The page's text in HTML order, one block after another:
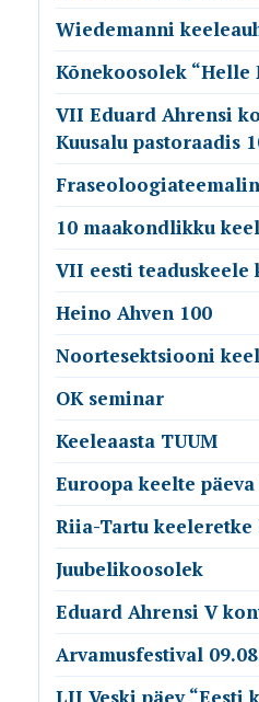
Wiedemanni
Kõnekoosolek “Helle
VII Eduard Ahrensi
Kuusalu pastoraadis
10 maakondlikku
VII eesti teaduskeele
Heino Ahven 100
Noortesektsiooni
OK seminar
Keeleaasta TUUM
Euroopa keelte
Riia-Tartu keeleretke
Juubelikoosolek
Eduard Ahrensi V
Arvamusfestival
LII Veski päev “Eesti